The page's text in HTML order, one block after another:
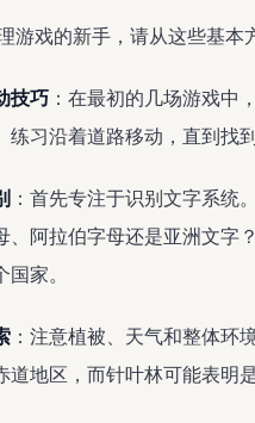
游戏的新手，请从这些基本
技巧 ：在最初的几场游戏中
练习沿着道路移动，直到找
：首先专注于识别文字系统
、阿拉伯字母还是亚洲文字
家。
：注意植被、天气和整体环
道地区，而针叶林可能表明是